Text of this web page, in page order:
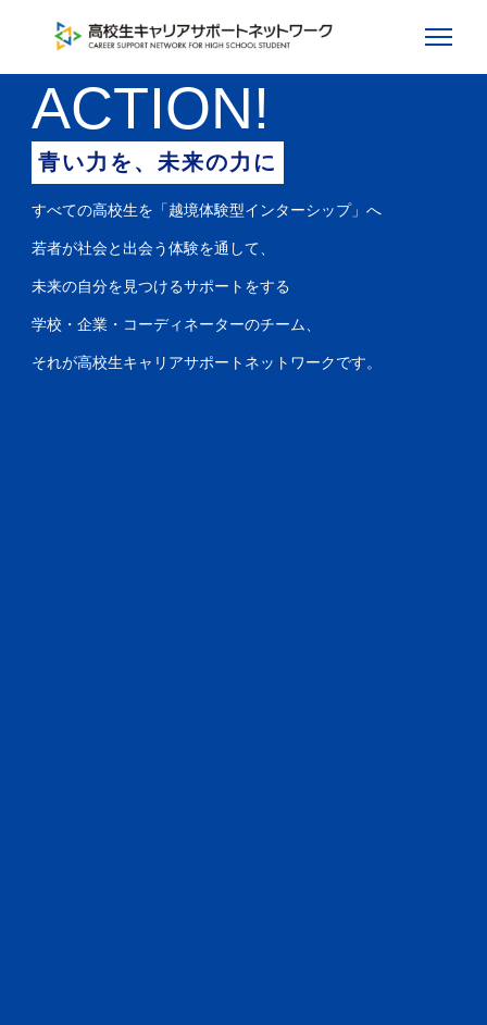
ACTION!
青い力を、未来の力に
すべての高校生を「越境体験型インターシップ」へ
若者が社会と出会う体験を通して、
未来の自分を見つけるサポートをする
学校・企業・コーディネーターのチーム、
それが高校生キャリアサポートネットワークです。